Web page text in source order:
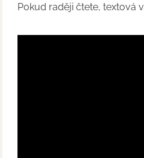
Pokud raději čtete, textová